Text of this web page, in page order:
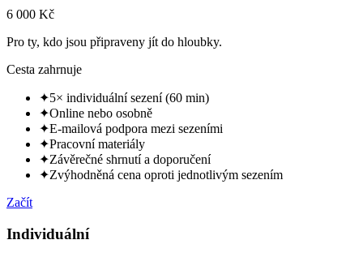
6 000 Kč
Pro ty, kdo jsou připraveny jít do hloubky.
Cesta zahrnuje
✦5× individuální sezení (60 min)
✦Online nebo osobně
✦E-mailová podpora mezi sezeními
✦Pracovní materiály
✦Závěrečné shrnutí a doporučení
✦Zvýhodněná cena oproti jednotlivým sezením
Začít
Individuální